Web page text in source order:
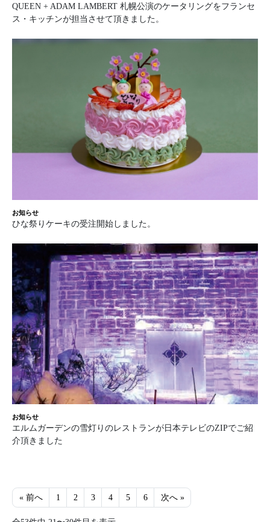
QUEEN + ADAM LAMBERT 札幌公演のケータリングをフランセ
ス・キッチンが担当させて頂きました。
お知らせ
ひな祭りケーキの受注開始しました。
お知らせ
エルムガーデンの雪灯りのレストランが日本テレビのZIPでご紹
介頂きました
« 前へ 1 2 3 4 5 6 次へ »